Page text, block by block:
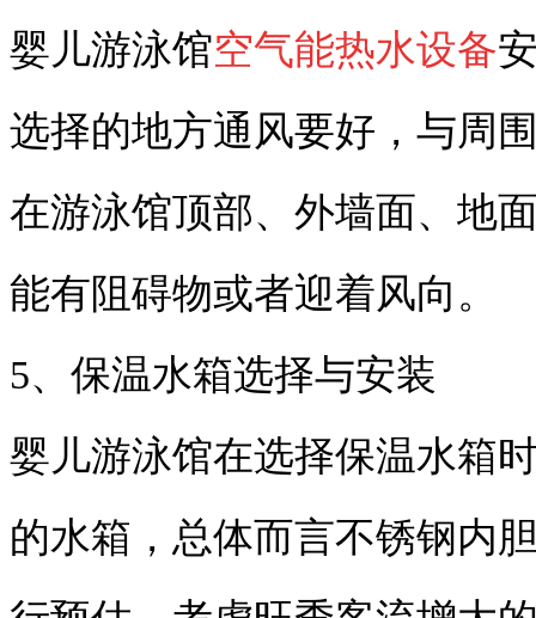
婴儿游泳馆空气能热水设备
选择的地方通风要好，与周
在游泳馆顶部、外墙面、地
能有阻碍物或者迎着风向。
5、保温水箱选择与安装
婴儿游泳馆在选择保温水箱
的水箱，总体而言不锈钢内